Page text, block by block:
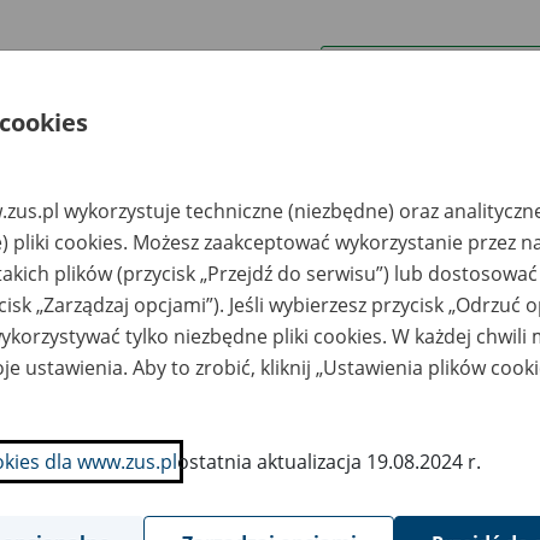
uwagi można przesyłać poprzez
Ukryj wszystkie pozycje bazy
pracy
Miejsce
przechowywania
dokumentów
Nr zespołu akt w
archiwum
państwowym
Daty
Szczeciński
o. o. Dast-
archiwum.pl, Toruń,
ul. Mostowa 38/1
VITAL TRADING Sp. z
wykorzystuje techniczne (niezbędne) oraz
pliki cookies. Możesz zaakceptować wykorzystanie przez
plików (przycisk „Przejdź do serwisu”) lub
„Zarządzaj opcjami”). Jeśli wybierzesz przycisk „Odrzuć
tylko niezbędne pliki cookies. W każdej chwili
ustawienia. Aby to zrobić, kliknij „Ustawienia plików
dla www.zus.plostatnia aktualizacja 19.08.2024 r.